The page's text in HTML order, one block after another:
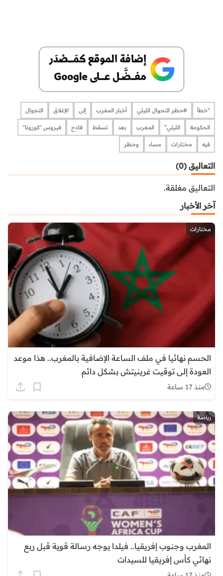
“خطأ #حظر التجوال الليلي أخبار المغرب إلى الإغلاق التجوال
الحكومة الليلي” المغرب بعد تسقط فادح فيروس "كورونا"
فيه مختارات مساء وحظر
التعاليق (0)
التعاليق مغلقة.
آخر الأخبار
مختارات
الحسم نهائيا في ملف الساعة الإضافية بالمغرب.. هذا موعد
العودة إلى توقيت غرينيتش بشكل دائم
منذ 17 ساعة
رياضة
المغرب وجنوب إفريقيا.. فيلدا يوجه رسالة قوية قبل ربع
نهائي كأس إفريقيا للسيدات